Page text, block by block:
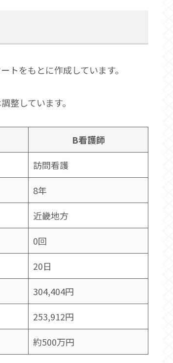
トをもとに作成しています。
整しています。
B看護師
訪問看護
8年
近畿地方
0回
20日
304,404円
253,912円
約500万円